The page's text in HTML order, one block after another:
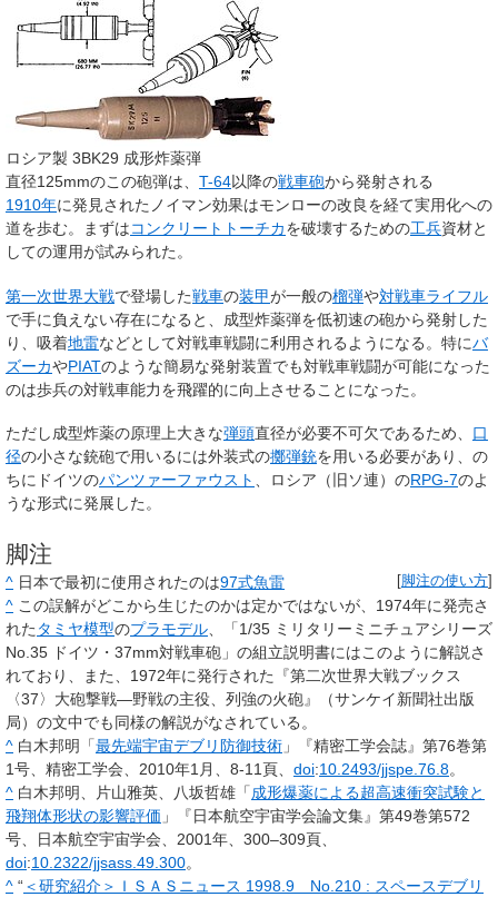
ロシア製 3BK29 成形炸薬弾
直径125mmのこの砲弾は、 T-64以降の戦車砲から発射される
1910年に発見されたノイマン効果はモンローの改良を経て実用化への
道を歩む。まずはコンクリート トーチカを破壊するための工兵資材と
しての運用が試みられた。
第一次世界大戦で登場した戦車の装甲が一般の榴弾や対戦車ライフル
で手に負えない存在になると、成型炸薬弾を低初速の砲から発射した
り、吸着地雷などとして対戦車戦闘に利用されるようになる。特にバ
ズーカやPIATのような簡易な発射装置でも対戦車戦闘が可能になった
のは歩兵の対戦車能力を飛躍的に向上させることになった。
ただし成型炸薬の原理上大きな弾頭直径が必要不可欠であるため、 口
径の小さな銃砲で用いるには外装式の擲弾銃を用いる必要があり、の
ちにドイツのパンツァーファウスト 、ロシア（旧ソ連）のRPG-7のよ
うな形式に発展した。
脚注
脚注の使い方
^ 日本で最初に使用されたのは97式魚雷
^ この誤解がどこから生じたのかは定かではないが、1974年に発売さ
れた タミヤ模型のプラモデル 、「1/35 ミリタリーミニチュアシリーズ
No.35 ドイツ・37mm対戦車砲」の組立説明書にはこのように解説さ
れており、また、1972年に発行された『第二次世界大戦ブックス
〈37〉大砲撃戦―野戦の主役、列強の火砲』（サンケイ新聞社出版
局）の文中でも同様の解説がなされている。
^ 白木邦明「最先端宇宙デブリ防御技術 」『精密工学会誌』第76巻第
1号、精密工学会、2010年1月、8-11頁、 doi:10.2493/jjspe.76.8。
^ 白木邦明、片山雅英、八坂哲雄「成形爆薬による超高速衝突試験と
飛翔体形状の影響評価 」『日本航空宇宙学会論文集』第49巻第572
号、日本航空宇宙学会、2001年、300–309頁、
doi:10.2322/jjsass.49.300。
^ “ ＜研究紹介＞ＩＳＡＳニュース 1998.9 No.210 : スペースデブリ